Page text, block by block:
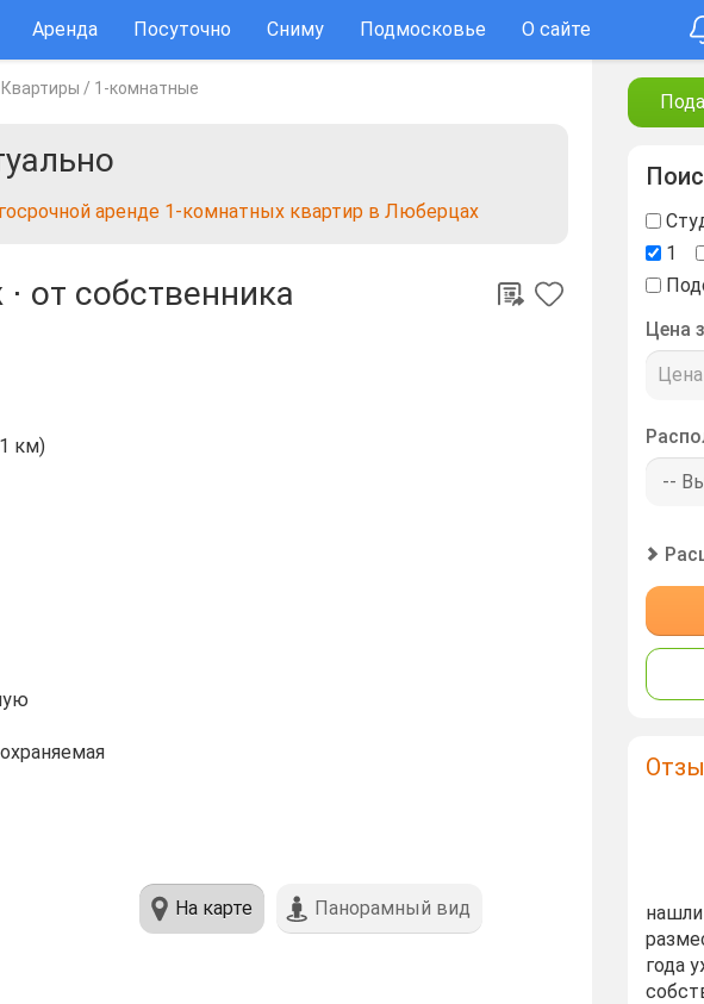
Аренда Посуточно Сниму Подмосковье О сайте
Квартиры / 1-комнатные
аренде 1-комнатных квартир в Люберцах
⋅ от собственника
км)
На карте Панорамный вид
1
Цена
года